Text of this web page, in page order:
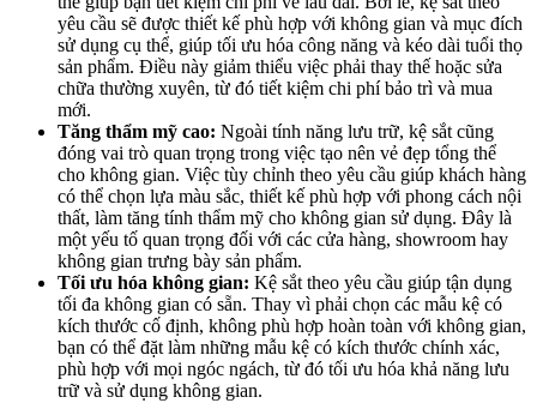
yêu cầu sẽ được thiết kế phù hợp với không gian và mục đích
sử dụng cụ thể, giúp tối ưu hóa công năng và kéo dài tuổi thọ
sản phẩm. Điều này giảm thiểu việc phải thay thế hoặc sửa
chữa thường xuyên, từ đó tiết kiệm chi phí bảo trì và mua
mới.
Tăng thẩm mỹ cao: Ngoài tính năng lưu trữ, kệ sắt cũng
đóng vai trò quan trọng trong việc tạo nên vẻ đẹp tổng thể
cho không gian. Việc tùy chỉnh theo yêu cầu giúp khách hàng
có thể chọn lựa màu sắc, thiết kế phù hợp với phong cách nội
thất, làm tăng tính thẩm mỹ cho không gian sử dụng. Đây là
một yếu tố quan trọng đối với các cửa hàng, showroom hay
không gian trưng bày sản phẩm.
Tối ưu hóa không gian: Kệ sắt theo yêu cầu giúp tận dụng
tối đa không gian có sẵn. Thay vì phải chọn các mẫu kệ có
kích thước cố định, không phù hợp hoàn toàn với không gian,
bạn có thể đặt làm những mẫu kệ có kích thước chính xác,
phù hợp với mọi ngóc ngách, từ đó tối ưu hóa khả năng lưu
trữ và sử dụng không gian.